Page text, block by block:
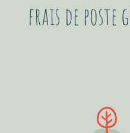
frais de